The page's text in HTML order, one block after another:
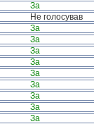
За
Не голосував
За
За
За
За
За
За
За
За
За